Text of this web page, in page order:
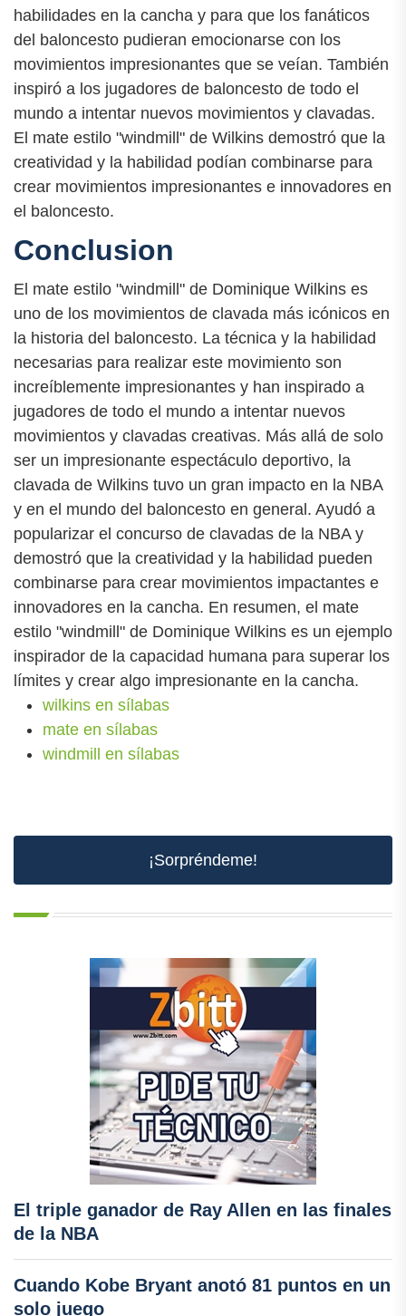
habilidades en la cancha y para que los fanáticos
del baloncesto pudieran emocionarse con los
movimientos impresionantes que se veían. También
inspiró a los jugadores de baloncesto de todo el
mundo a intentar nuevos movimientos y clavadas.
El mate estilo "windmill" de Wilkins demostró que la
creatividad y la habilidad podían combinarse para
crear movimientos impresionantes e innovadores en
el baloncesto.
Conclusion
El mate estilo "windmill" de Dominique Wilkins es
uno de los movimientos de clavada más icónicos en
la historia del baloncesto. La técnica y la habilidad
necesarias para realizar este movimiento son
increíblemente impresionantes y han inspirado a
jugadores de todo el mundo a intentar nuevos
movimientos y clavadas creativas. Más allá de solo
ser un impresionante espectáculo deportivo, la
clavada de Wilkins tuvo un gran impacto en la NBA
y en el mundo del baloncesto en general. Ayudó a
popularizar el concurso de clavadas de la NBA y
demostró que la creatividad y la habilidad pueden
combinarse para crear movimientos impactantes e
innovadores en la cancha. En resumen, el mate
estilo "windmill" de Dominique Wilkins es un ejemplo
inspirador de la capacidad humana para superar los
límites y crear algo impresionante en la cancha.
wilkins en sílabas
mate en sílabas
windmill en sílabas
¡Sorpréndeme!
El triple ganador de Ray Allen en las finales
de la NBA
Cuando Kobe Bryant anotó 81 puntos en un
solo juego